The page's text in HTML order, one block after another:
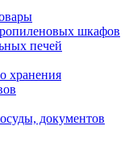
шкафов
печей
хранения
документов